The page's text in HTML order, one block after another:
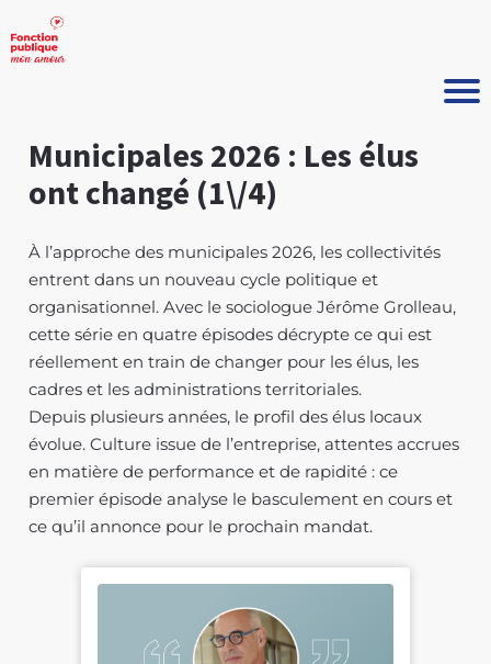
Municipales 2026 : Les élus
ont changé (1\/4)
À l’approche des municipales 2026, les collectivités
entrent dans un nouveau cycle politique et
organisationnel. Avec le sociologue Jérôme Grolleau,
cette série en quatre épisodes décrypte ce qui est
réellement en train de changer pour les élus, les
cadres et les administrations territoriales.
Depuis plusieurs années, le profil des élus locaux
évolue. Culture issue de l’entreprise, attentes accrues
en matière de performance et de rapidité : ce
premier épisode analyse le basculement en cours et
ce qu’il annonce pour le prochain mandat.